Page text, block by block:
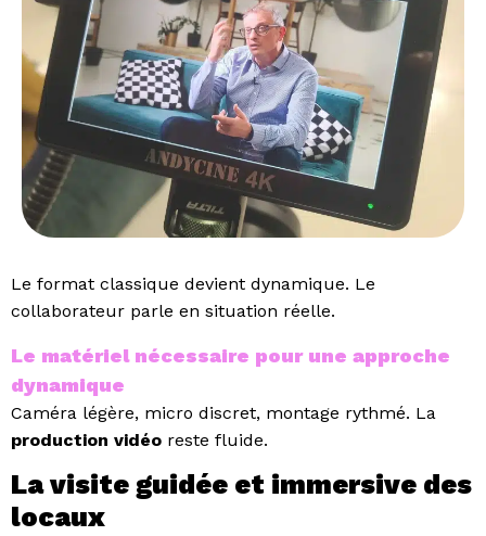
Le format classique devient dynamique. Le
collaborateur parle en situation réelle.
Le matériel nécessaire pour une approche
dynamique
Caméra légère, micro discret, montage rythmé. La
production vidéo reste fluide.
La visite guidée et immersive des
locaux